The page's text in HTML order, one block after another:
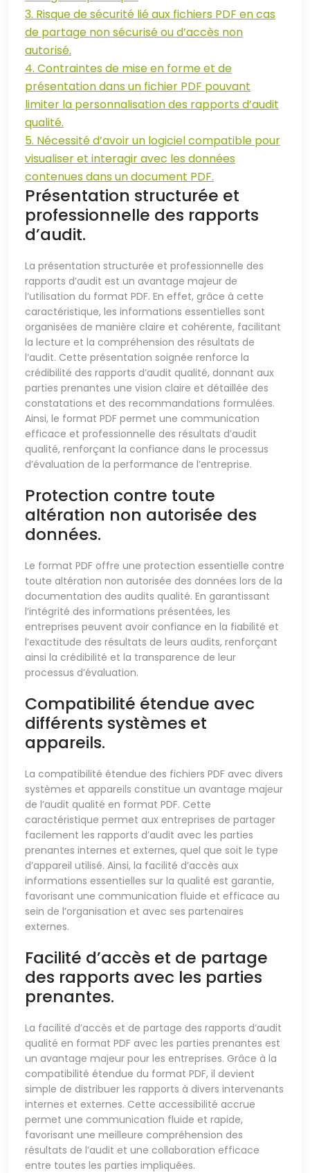
3. Risque de sécurité lié aux fichiers PDF en cas
de partage non sécurisé ou d’accès non
autorisé.
4. Contraintes de mise en forme et de
présentation dans un fichier PDF pouvant
limiter la personnalisation des rapports d’audit
qualité.
5. Nécessité d’avoir un logiciel compatible pour
visualiser et interagir avec les données
contenues dans un document PDF.
Présentation structurée et
professionnelle des rapports
d’audit.
La présentation structurée et professionnelle des
rapports d’audit est un avantage majeur de
l’utilisation du format PDF. En effet, grâce à cette
caractéristique, les informations essentielles sont
organisées de manière claire et cohérente, facilitant
la lecture et la compréhension des résultats de
l’audit. Cette présentation soignée renforce la
crédibilité des rapports d’audit qualité, donnant aux
parties prenantes une vision claire et détaillée des
constatations et des recommandations formulées.
Ainsi, le format PDF permet une communication
efficace et professionnelle des résultats d’audit
qualité, renforçant la confiance dans le processus
d’évaluation de la performance de l’entreprise.
Protection contre toute
altération non autorisée des
données.
Le format PDF offre une protection essentielle contre
toute altération non autorisée des données lors de la
documentation des audits qualité. En garantissant
l’intégrité des informations présentées, les
entreprises peuvent avoir confiance en la fiabilité et
l’exactitude des résultats de leurs audits, renforçant
ainsi la crédibilité et la transparence de leur
processus d’évaluation.
Compatibilité étendue avec
différents systèmes et
appareils.
La compatibilité étendue des fichiers PDF avec divers
systèmes et appareils constitue un avantage majeur
de l’audit qualité en format PDF. Cette
caractéristique permet aux entreprises de partager
facilement les rapports d’audit avec les parties
prenantes internes et externes, quel que soit le type
d’appareil utilisé. Ainsi, la facilité d’accès aux
informations essentielles sur la qualité est garantie,
favorisant une communication fluide et efficace au
sein de l’organisation et avec ses partenaires
externes.
Facilité d’accès et de partage
des rapports avec les parties
prenantes.
La facilité d’accès et de partage des rapports d’audit
qualité en format PDF avec les parties prenantes est
un avantage majeur pour les entreprises. Grâce à la
compatibilité étendue du format PDF, il devient
simple de distribuer les rapports à divers intervenants
internes et externes. Cette accessibilité accrue
permet une communication fluide et rapide,
favorisant une meilleure compréhension des
résultats de l’audit et une collaboration efficace
entre toutes les parties impliquées.